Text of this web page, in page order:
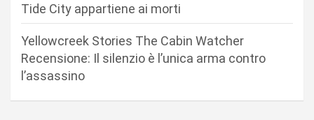
Tide City appartiene ai morti
Yellowcreek Stories The Cabin Watcher
Recensione: Il silenzio è l’unica arma contro
l’assassino